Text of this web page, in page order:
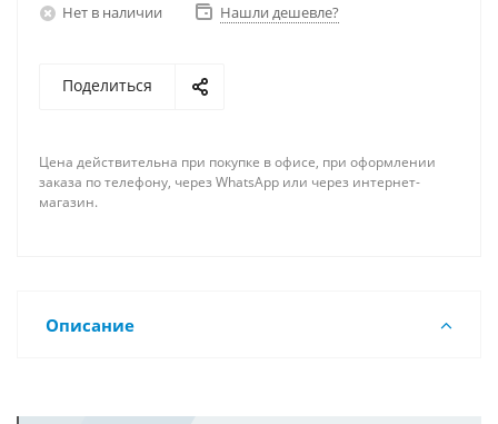
Нет в наличии Нашли дешевле?
Поделиться
Цена действительна при покупке в офисе, при оформлении
заказа по телефону, через WhatsApp или через интернет-
магазин.
Описание